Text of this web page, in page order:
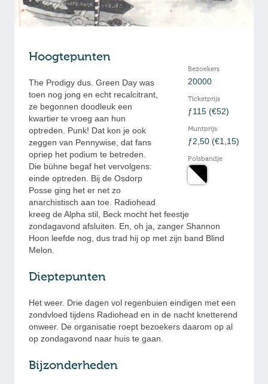
Bezoekers
20000
Ticketprijs
ƒ115 (€52)
Muntprijs
ƒ2,50 (€1,15)
Polsbandje
Hoogtepunten
The Prodigy dus. Green Day was
toen nog jong en echt recalcitrant,
ze begonnen doodleuk een
kwartier te vroeg aan hun
optreden. Punk! Dat kon je ook
zeggen van Pennywise, dat fans
opriep het podium te betreden.
Die bühne begaf het vervolgens:
einde optreden. Bij de Osdorp
Posse ging het er net zo
anarchistisch aan toe. Radiohead
kreeg de Alpha stil, Beck mocht het feestje
zondagavond afsluiten. En, oh ja, zanger Shannon
Hoon leefde nog, dus trad hij op met zijn band Blind
Melon.
Dieptepunten
Het weer. Drie dagen vol regenbuien eindigen met een
zondvloed tijdens Radiohead en in de nacht knetterend
onweer. De organisatie roept bezoekers daarom op al
op zondagavond naar huis te gaan.
Bijzonderheden